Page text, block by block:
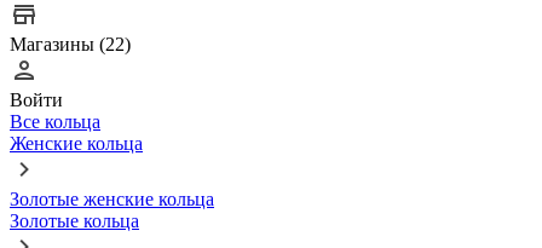
Магазины (22)
Войти
Все кольца
Женские кольца
Золотые женские кольца
Золотые кольца